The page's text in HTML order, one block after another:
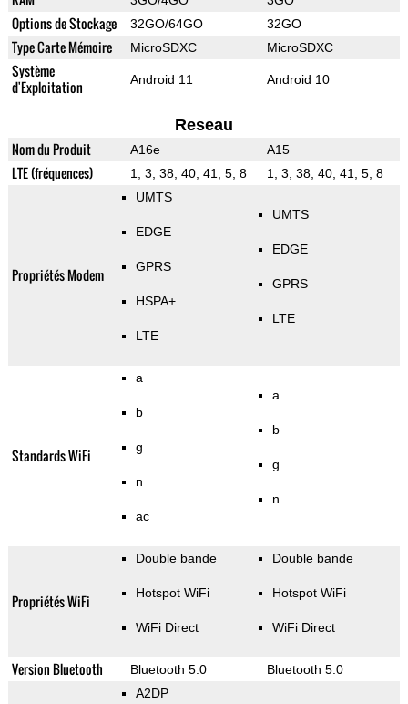
Options de Stockage 32GO/64GO 32GO
Type Carte Mémoire MicroSDXC MicroSDXC
Système
d'Exploitation
Android 11 Android 10
Reseau
Nom du Produit A16e A15
LTE (fréquences) 1, 3, 38, 40, 41, 5, 8 1, 3, 38, 40, 41, 5, 8
Propriétés Modem
UMTS
EDGE
GPRS
HSPA+
LTE
UMTS
EDGE
GPRS
LTE
Standards WiFi
a
b
g
n
ac
a
b
g
n
Propriétés WiFi
Double bande
Hotspot WiFi
WiFi Direct
Double bande
Hotspot WiFi
WiFi Direct
Version Bluetooth Bluetooth 5.0 Bluetooth 5.0
A2DP